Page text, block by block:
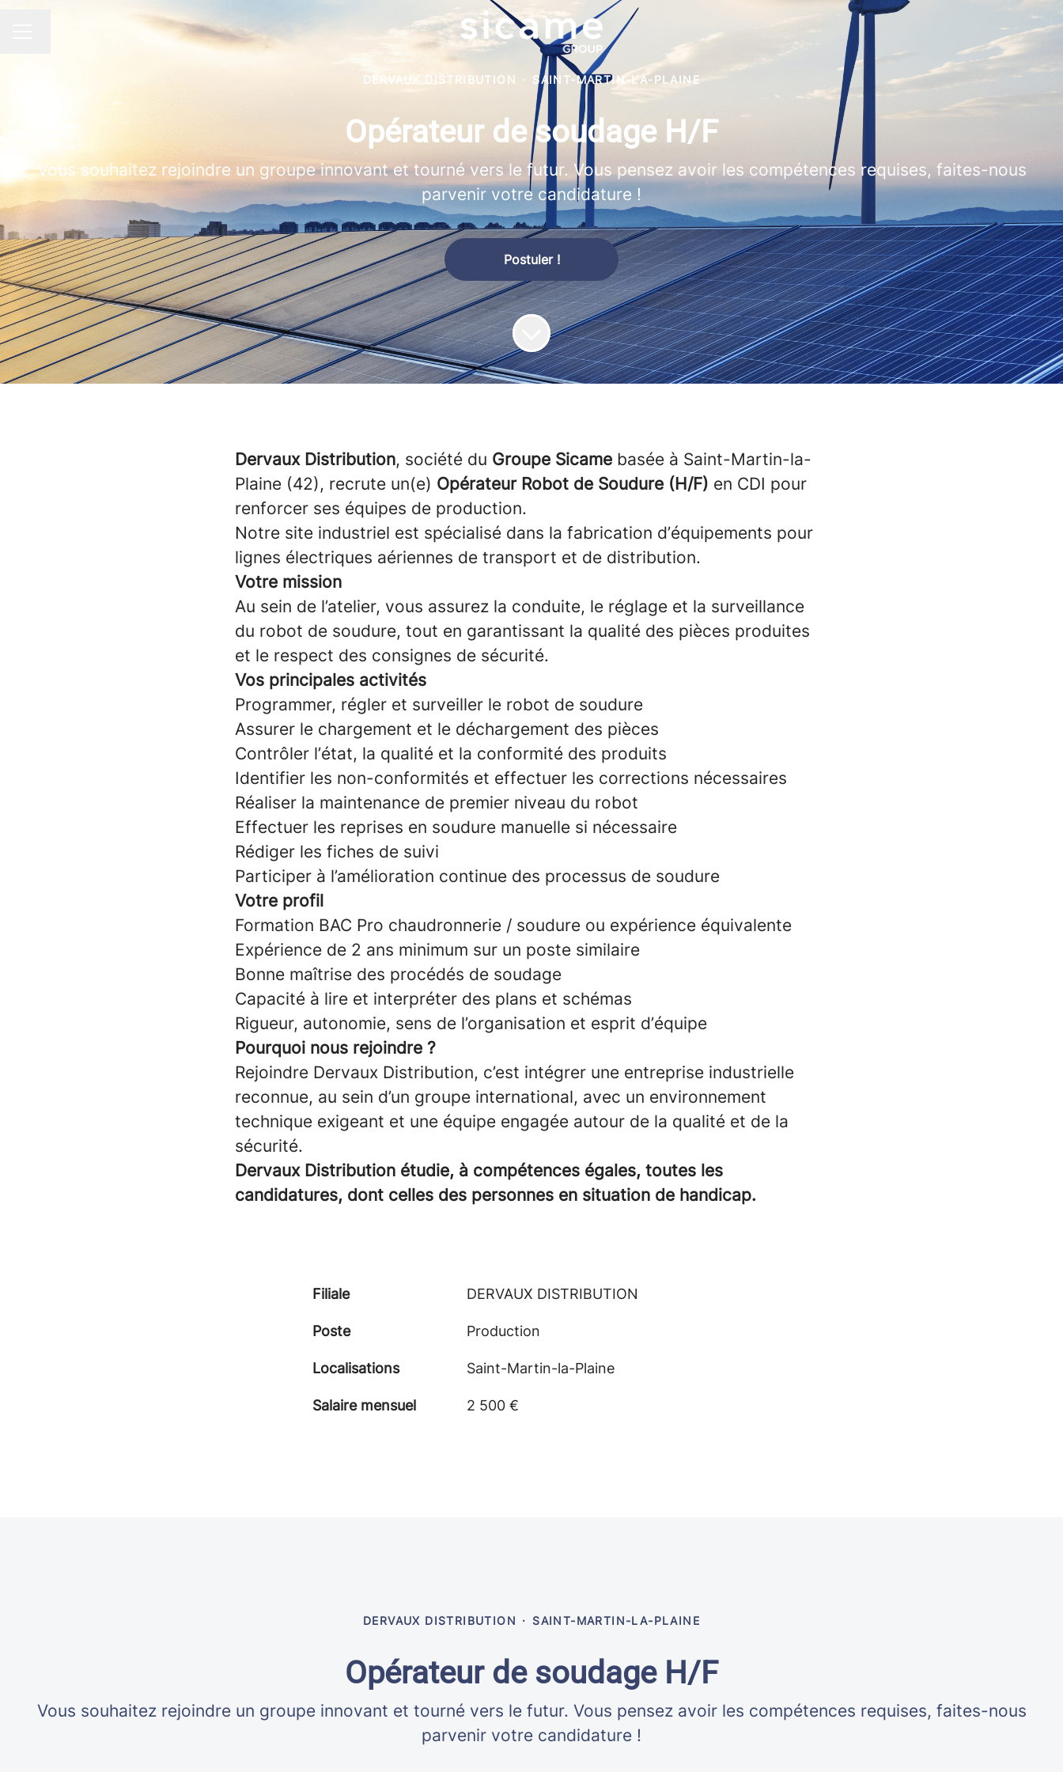
DERVAUX DISTRIBUTION · SAINT-MARTIN-LA-PLAINE
Opérateur de soudage H/F
Vous souhaitez rejoindre un groupe innovant et tourné vers le futur. Vous pensez avoir les compétences requises, faites-nous
parvenir votre candidature !
Postuler !
Dervaux Distribution, société du Groupe Sicame basée à Saint-Martin-la-
Plaine (42), recrute un(e) Opérateur Robot de Soudure (H/F) en CDI pour
renforcer ses équipes de production.
Notre site industriel est spécialisé dans la fabrication d’équipements pour
lignes électriques aériennes de transport et de distribution.
Votre mission
Au sein de l’atelier, vous assurez la conduite, le réglage et la surveillance
du robot de soudure, tout en garantissant la qualité des pièces produites
et le respect des consignes de sécurité.
Vos principales activités
Programmer, régler et surveiller le robot de soudure
Assurer le chargement et le déchargement des pièces
Contrôler l’état, la qualité et la conformité des produits
Identifier les non-conformités et effectuer les corrections nécessaires
Réaliser la maintenance de premier niveau du robot
Effectuer les reprises en soudure manuelle si nécessaire
Rédiger les fiches de suivi
Participer à l’amélioration continue des processus de soudure
Votre profil
Formation BAC Pro chaudronnerie / soudure ou expérience équivalente
Expérience de 2 ans minimum sur un poste similaire
Bonne maîtrise des procédés de soudage
Capacité à lire et interpréter des plans et schémas
Rigueur, autonomie, sens de l’organisation et esprit d’équipe
Pourquoi nous rejoindre ?
Rejoindre Dervaux Distribution, c’est intégrer une entreprise industrielle
reconnue, au sein d’un groupe international, avec un environnement
technique exigeant et une équipe engagée autour de la qualité et de la
sécurité.
Dervaux Distribution étudie, à compétences égales, toutes les
candidatures, dont celles des personnes en situation de handicap.
Filiale DERVAUX DISTRIBUTION
Poste Production
Localisations Saint-Martin-la-Plaine
Salaire mensuel 2 500 €
DERVAUX DISTRIBUTION · SAINT-MARTIN-LA-PLAINE
Opérateur de soudage H/F
Vous souhaitez rejoindre un groupe innovant et tourné vers le futur. Vous pensez avoir les compétences requises, faites-nous
parvenir votre candidature !